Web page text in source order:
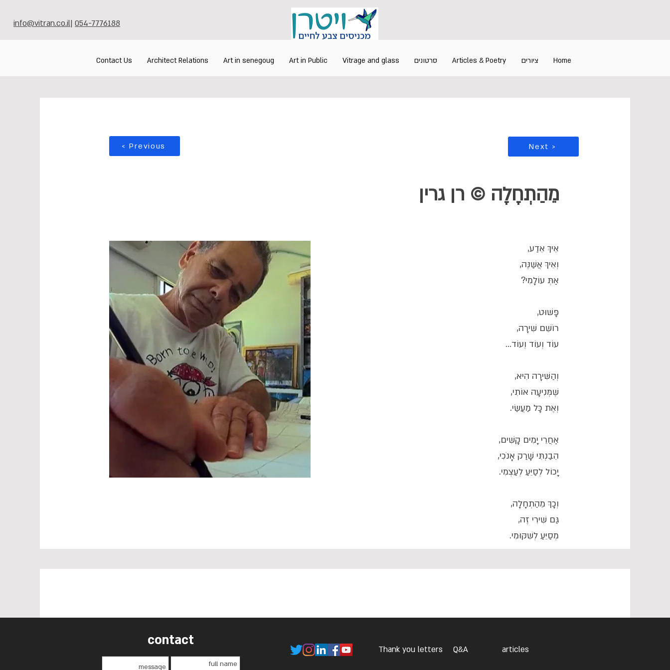
info@vitran.co.il| 054-7776188
Home ציורים Articles & Poetry סרטונים Vitrage and glass
Art in Public
Art in senegoug
Architect Relations
Contact Us
< Previous Next >
מֵהַתְחָלָה © רן גרין
אֵיךְ אֵדַע,
וְאֵיךְ אֲשַׁנֶּה,
אַתְּ עוֹלָמִי?
פָּשׁוּט,
רוֹשֵׁם שִׁירָה,
עוֹד וְעוֹד וְעוֹד...
וְהַשִּׁירָה הִיא,
שֶׁמְּנִיעָה אוֹתִי,
וְאֶת כָּל מַעֲשַׂי.
אַחֲרֵי יָמִים קָשִׁים,
הֵבַנְתִּי שָׁרַק אָנֹכִי,
יָכוֹל לְסַיֵּעַ לְעַצְמִי.
וְכָךְ מֵהַתְחָלָה,
גַּם שִׁירִי זֶה,
מְסַיֵּעַ לְשִׁקּוּמִי.
contact
Thank you letters Q&A articles